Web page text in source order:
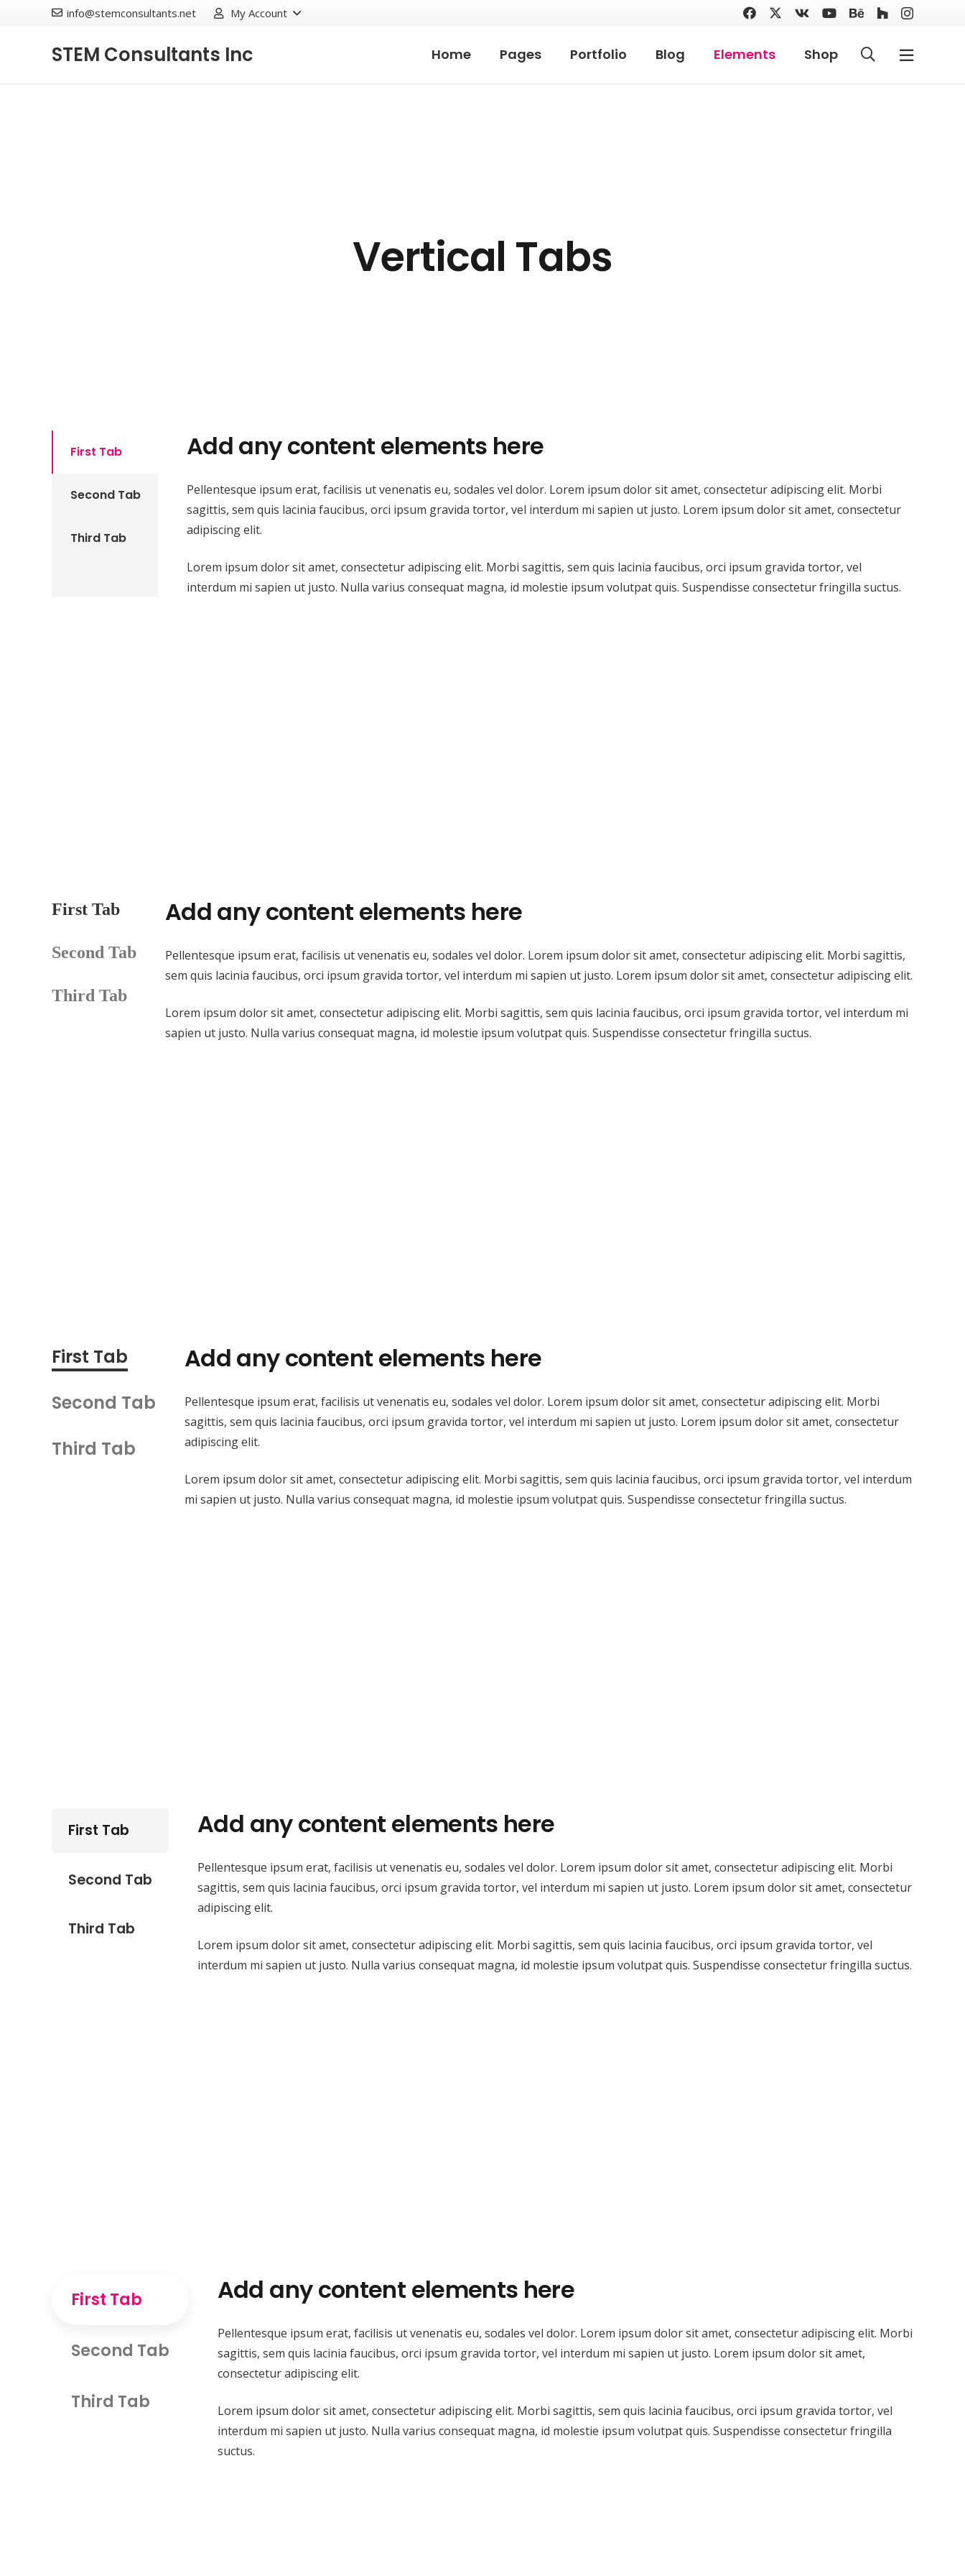
info@stemconsultants.net My Account
STEM Consultants Inc Home Pages Portfolio Blog Elements Shop
Vertical Tabs
First Tab
Second Tab
Third Tab
Add any content elements here
Pellentesque ipsum erat, facilisis ut venenatis eu, sodales vel dolor. Lorem ipsum dolor sit amet, consectetur adipiscing elit. Morbi
sagittis, sem quis lacinia faucibus, orci ipsum gravida tortor, vel interdum mi sapien ut justo. Lorem ipsum dolor sit amet, consectetur
adipiscing elit.
Lorem ipsum dolor sit amet, consectetur adipiscing elit. Morbi sagittis, sem quis lacinia faucibus, orci ipsum gravida tortor, vel
interdum mi sapien ut justo. Nulla varius consequat magna, id molestie ipsum volutpat quis. Suspendisse consectetur fringilla suctus.
First Tab
Second Tab
Third Tab
Add any content elements here
Pellentesque ipsum erat, facilisis ut venenatis eu, sodales vel dolor. Lorem ipsum dolor sit amet, consectetur adipiscing elit. Morbi sagittis,
sem quis lacinia faucibus, orci ipsum gravida tortor, vel interdum mi sapien ut justo. Lorem ipsum dolor sit amet, consectetur adipiscing elit.
Lorem ipsum dolor sit amet, consectetur adipiscing elit. Morbi sagittis, sem quis lacinia faucibus, orci ipsum gravida tortor, vel interdum mi
sapien ut justo. Nulla varius consequat magna, id molestie ipsum volutpat quis. Suspendisse consectetur fringilla suctus.
First Tab
Second Tab
Third Tab
Add any content elements here
Pellentesque ipsum erat, facilisis ut venenatis eu, sodales vel dolor. Lorem ipsum dolor sit amet, consectetur adipiscing elit. Morbi
sagittis, sem quis lacinia faucibus, orci ipsum gravida tortor, vel interdum mi sapien ut justo. Lorem ipsum dolor sit amet, consectetur
adipiscing elit.
Lorem ipsum dolor sit amet, consectetur adipiscing elit. Morbi sagittis, sem quis lacinia faucibus, orci ipsum gravida tortor, vel interdum
mi sapien ut justo. Nulla varius consequat magna, id molestie ipsum volutpat quis. Suspendisse consectetur fringilla suctus.
First Tab
Second Tab
Third Tab
Add any content elements here
Pellentesque ipsum erat, facilisis ut venenatis eu, sodales vel dolor. Lorem ipsum dolor sit amet, consectetur adipiscing elit. Morbi
sagittis, sem quis lacinia faucibus, orci ipsum gravida tortor, vel interdum mi sapien ut justo. Lorem ipsum dolor sit amet, consectetur
adipiscing elit.
Lorem ipsum dolor sit amet, consectetur adipiscing elit. Morbi sagittis, sem quis lacinia faucibus, orci ipsum gravida tortor, vel
interdum mi sapien ut justo. Nulla varius consequat magna, id molestie ipsum volutpat quis. Suspendisse consectetur fringilla suctus.
First Tab
Second Tab
Third Tab
Add any content elements here
Pellentesque ipsum erat, facilisis ut venenatis eu, sodales vel dolor. Lorem ipsum dolor sit amet, consectetur adipiscing elit. Morbi
sagittis, sem quis lacinia faucibus, orci ipsum gravida tortor, vel interdum mi sapien ut justo. Lorem ipsum dolor sit amet,
consectetur adipiscing elit.
Lorem ipsum dolor sit amet, consectetur adipiscing elit. Morbi sagittis, sem quis lacinia faucibus, orci ipsum gravida tortor, vel
interdum mi sapien ut justo. Nulla varius consequat magna, id molestie ipsum volutpat quis. Suspendisse consectetur fringilla
suctus.